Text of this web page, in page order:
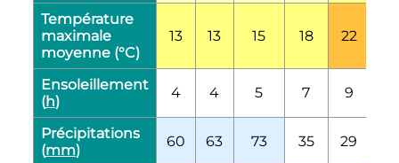
Température
maximale
moyenne (°C)
13 13 15 18 22
Ensoleillement
(h)
4 4 5 7 9
Précipitations
(mm)
60 63 73 35 29